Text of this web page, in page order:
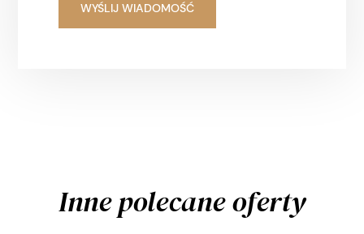
Inne polecane oferty